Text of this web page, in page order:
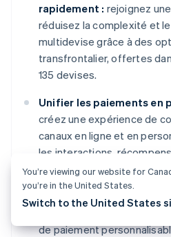
rapidement : rejoignez
réduisez la complexité et
multidevise grâce à des
transfrontalier, offertes
135 devises.
Unifier les paiements en
créez une expérience de
canaux en ligne et en
les interactions,
augmenter les revenus.
Améliorer le rendement
de paiement
You’re viewing our website for
you’re in the United States.
Switch to the United States